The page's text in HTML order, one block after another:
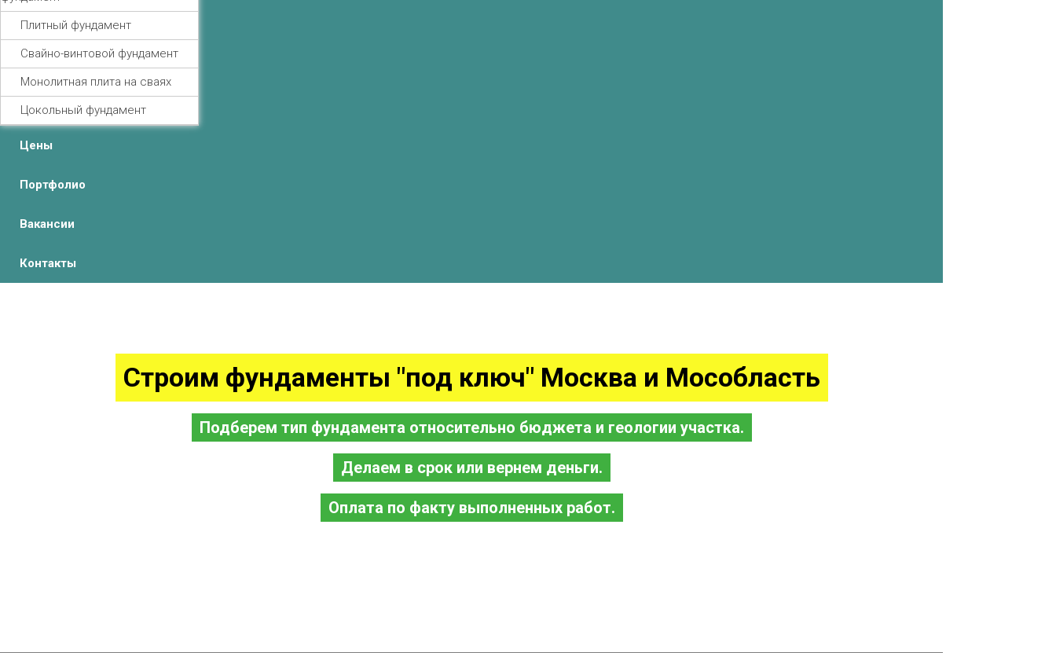
Плитный фундамент
Свайно-винтовой фундамент
Монолитная плита на сваях
Цокольный фундамент
Цены
Портфолио
Вакансии
Контакты
Строим фундаменты "под ключ" Москва и Мособласть
Подберем тип фундамента относительно бюджета и геологии участка.
Делаем в срок или вернем деньги.
Оплата по факту выполненных работ.